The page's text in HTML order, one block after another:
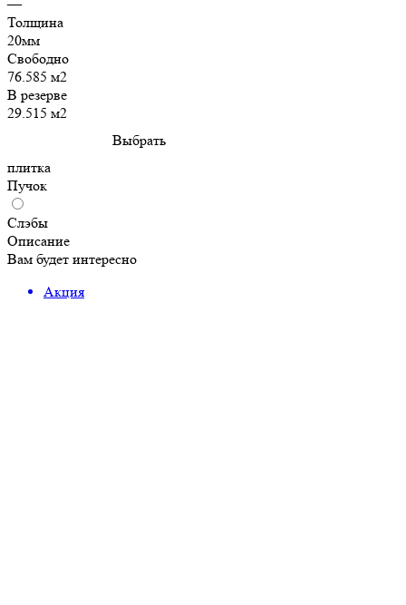
—
Толщина
20мм
Свободно
76.585 м2
В резерве
29.515 м2
Выбрать
плитка
Пучок
Слэбы
Описание
Вам будет интересно
Акция